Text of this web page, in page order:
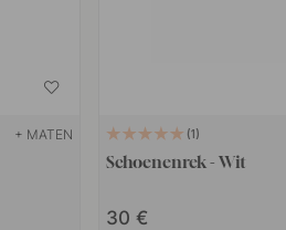
+ MATEN 1
Schoenenrek - Wit
30